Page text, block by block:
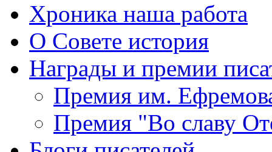
Хроника наша работа
О Совете история
Награды и премии
Премия им.
Премия "Во славу